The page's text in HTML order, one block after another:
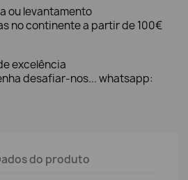
ou levantamento
no continente a partir de 100€
excelência
desafiar-nos... whatsapp:
do produto